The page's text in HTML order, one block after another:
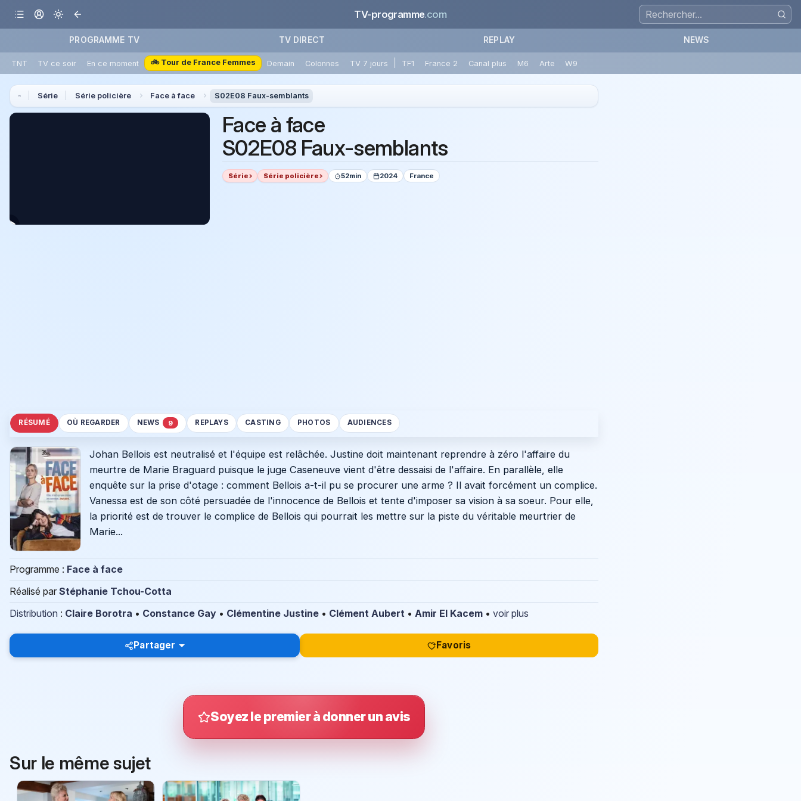
TV-programme.com
PROGRAMME TV TV DIRECT REPLAY NEWS
TNT TV ce soir En ce moment 🚲 Tour de France Femmes Demain Colonnes TV 7 jours TF1 France 2 Canal plus M6 Arte W9
Série Série policière Face à face S02E08 Faux-semblants
Face à face
S02E08 Faux-semblants
Série Série policière 52min 2024 France
RÉSUMÉ OÙ REGARDER NEWS 9 REPLAYS CASTING PHOTOS AUDIENCES
Johan Bellois est neutralisé et l'équipe est relâchée. Justine doit maintenant reprendre à zéro l'affaire du
meurtre de Marie Braguard puisque le juge Caseneuve vient d'être dessaisi de l'affaire. En parallèle, elle
enquête sur la prise d'otage : comment Bellois a-t-il pu se procurer une arme ? Il avait forcément un complice.
Vanessa est de son côté persuadée de l'innocence de Bellois et tente d'imposer sa vision à sa soeur. Pour elle,
la priorité est de trouver le complice de Bellois qui pourrait les mettre sur la piste du véritable meurtrier de
Marie...
Programme : Face à face
Réalisé par Stéphanie Tchou-Cotta
Distribution : Claire Borotra • Constance Gay • Clémentine Justine • Clément Aubert • Amir El Kacem • voir plus
Partager Favoris
Soyez le premier à donner un avis
Sur le même sujet